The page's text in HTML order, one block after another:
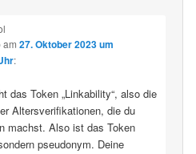
am 27. Oktober 2023 um
:
das Token „Linkability“, also die
Altersverifikationen, die du
machst. Also ist das Token
pseudonym. Deine